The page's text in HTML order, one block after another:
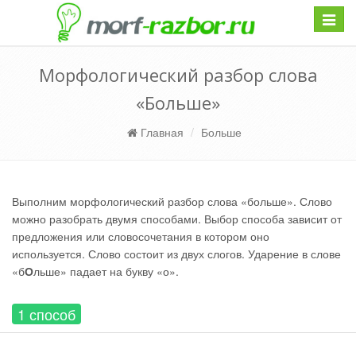
Морфологический разбор слова
«Больше»
Главная Больше
Выполним морфологический разбор слова «больше». Слово
можно разобрать двумя способами. Выбор способа зависит от
предложения или словосочетания в котором оно
используется. Слово состоит из двух слогов. Ударение в слове
«бОльше» падает на букву «о».
1 способ